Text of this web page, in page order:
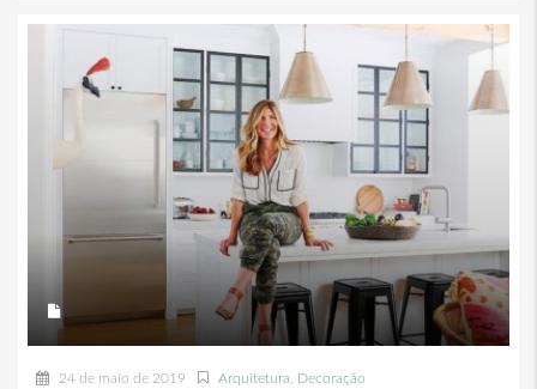
24 de maio de 2019 Arquitetura, Decoração